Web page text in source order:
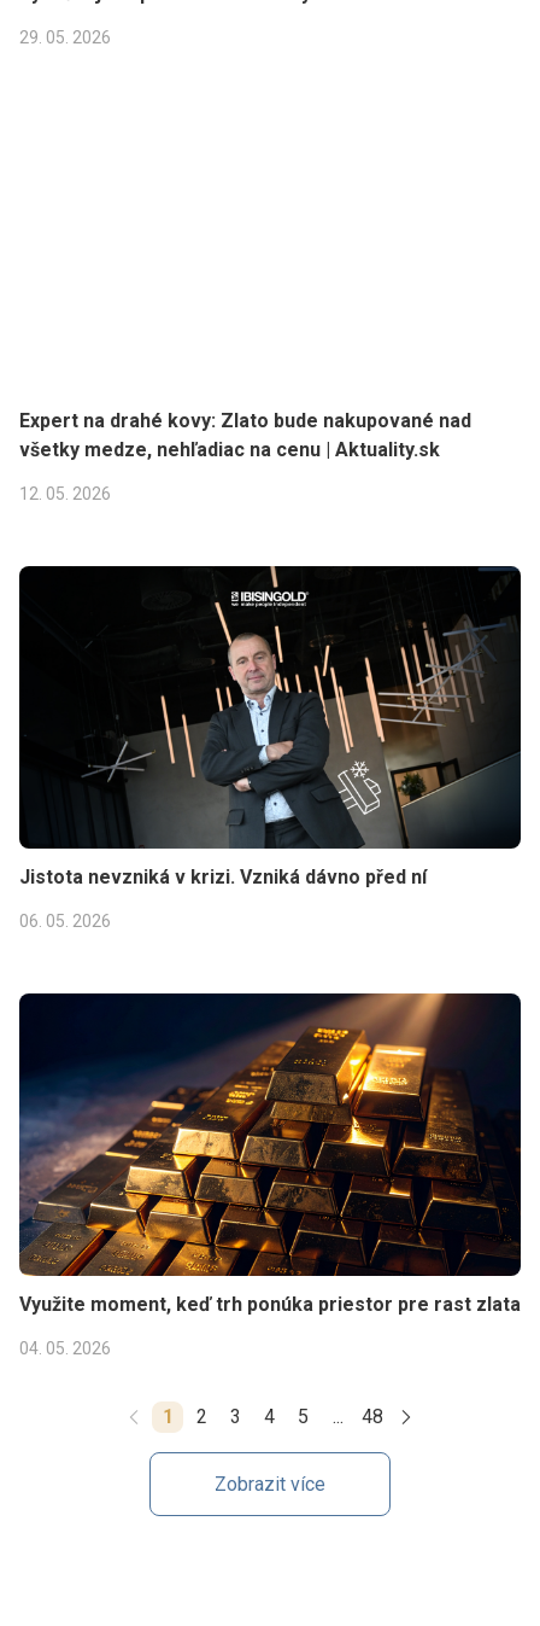
29. 05. 2026
Expert na drahé kovy: Zlato bude nakupované nad
všetky medze, nehľadiac na cenu | Aktuality.sk
12. 05. 2026
Jistota nevzniká v krizi. Vzniká dávno před ní
06. 05. 2026
Využite moment, keď trh ponúka priestor pre rast zlata
04. 05. 2026
1 2 3 4 5 ... 48
Zobrazit více